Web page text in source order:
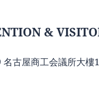
&
古屋商工会議所大樓